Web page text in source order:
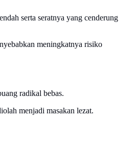
serta seratnya yang cenderung
meningkatnya risiko
radikal bebas.
menjadi masakan lezat.